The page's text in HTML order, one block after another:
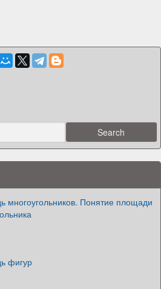
многоугольников. Понятие площади
фигур